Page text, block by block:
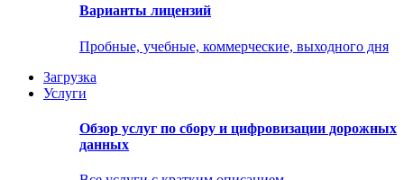
Варианты лицензий
Пробные, учебные, коммерческие, выходного дня
Загрузка
Услуги
Обзор услуг по сбору и цифровизации дорожных
данных